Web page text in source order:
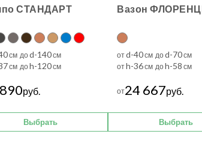
СТАНДАРТ
см доd-140см
см доh-120см
руб.
Выбрать
отd-40см доd-70см
отh-36см доh-58 см
от24 667руб.
Выбрать